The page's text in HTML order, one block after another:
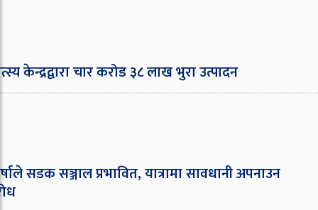
केन्द्रद्वारा चार करोड ३८ लाख भुरा उत्पादन
सडक सञ्जाल प्रभावित, यात्रामा सावधानी अपनाउन